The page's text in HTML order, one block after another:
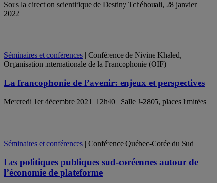
Sous la direction scientifique de Destiny Tchéhouali, 28 janvier
2022
Séminaires et conférences | Conférence de Nivine Khaled,
Organisation internationale de la Francophonie (OIF)
La francophonie de l’avenir: enjeux et perspectives
Mercredi 1er décembre 2021, 12h40 | Salle J-2805, places limitées
Séminaires et conférences | Conférence Québec-Corée du Sud
Les politiques publiques sud-coréennes autour de
l’économie de plateforme